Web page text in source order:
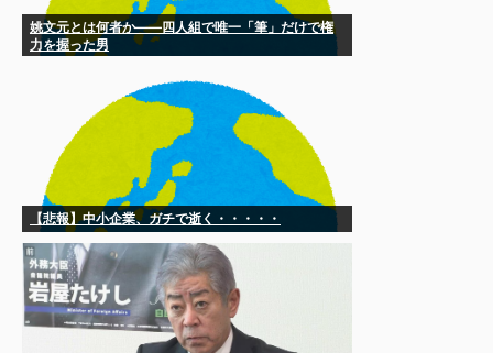
姚文元とは何者か——四人組で唯一「筆」だけで権
力を握った男
【悲報】中小企業、ガチで逝く・・・・・